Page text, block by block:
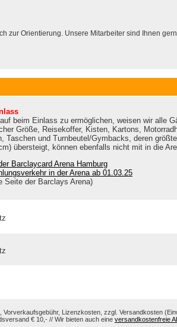
zur Orientierung. Unsere Mitarbeiter sind Ihnen
beim Einlass zu ermöglichen, weisen wir alle
Größe, Reisekoffer, Kisten, Kartons,
Taschen und Turnbeutel/Gymbacks, deren
übersteigt, können ebenfalls nicht mit in die
Barclaycard Arena Hamburg
in der Arena ab 01.03.25
Seite der Barclays Arena)
Vorverkaufsgebühr, Lizenzkosten, zzgl. Versandkosten
€ 10,- // Wir bieten auch eine versandkostenfreie